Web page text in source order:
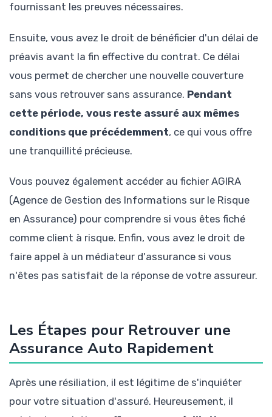
fournissant les preuves nécessaires.
Ensuite, vous avez le droit de bénéficier d'un délai de
préavis avant la fin effective du contrat. Ce délai
vous permet de chercher une nouvelle couverture
sans vous retrouver sans assurance. Pendant
cette période, vous reste assuré aux mêmes
conditions que précédemment, ce qui vous offre
une tranquillité précieuse.
Vous pouvez également accéder au fichier AGIRA
(Agence de Gestion des Informations sur le Risque
en Assurance) pour comprendre si vous êtes fiché
comme client à risque. Enfin, vous avez le droit de
faire appel à un médiateur d'assurance si vous
n'êtes pas satisfait de la réponse de votre assureur.
Les Étapes pour Retrouver une
Assurance Auto Rapidement
Après une résiliation, il est légitime de s'inquiéter
pour votre situation d'assuré. Heureusement, il